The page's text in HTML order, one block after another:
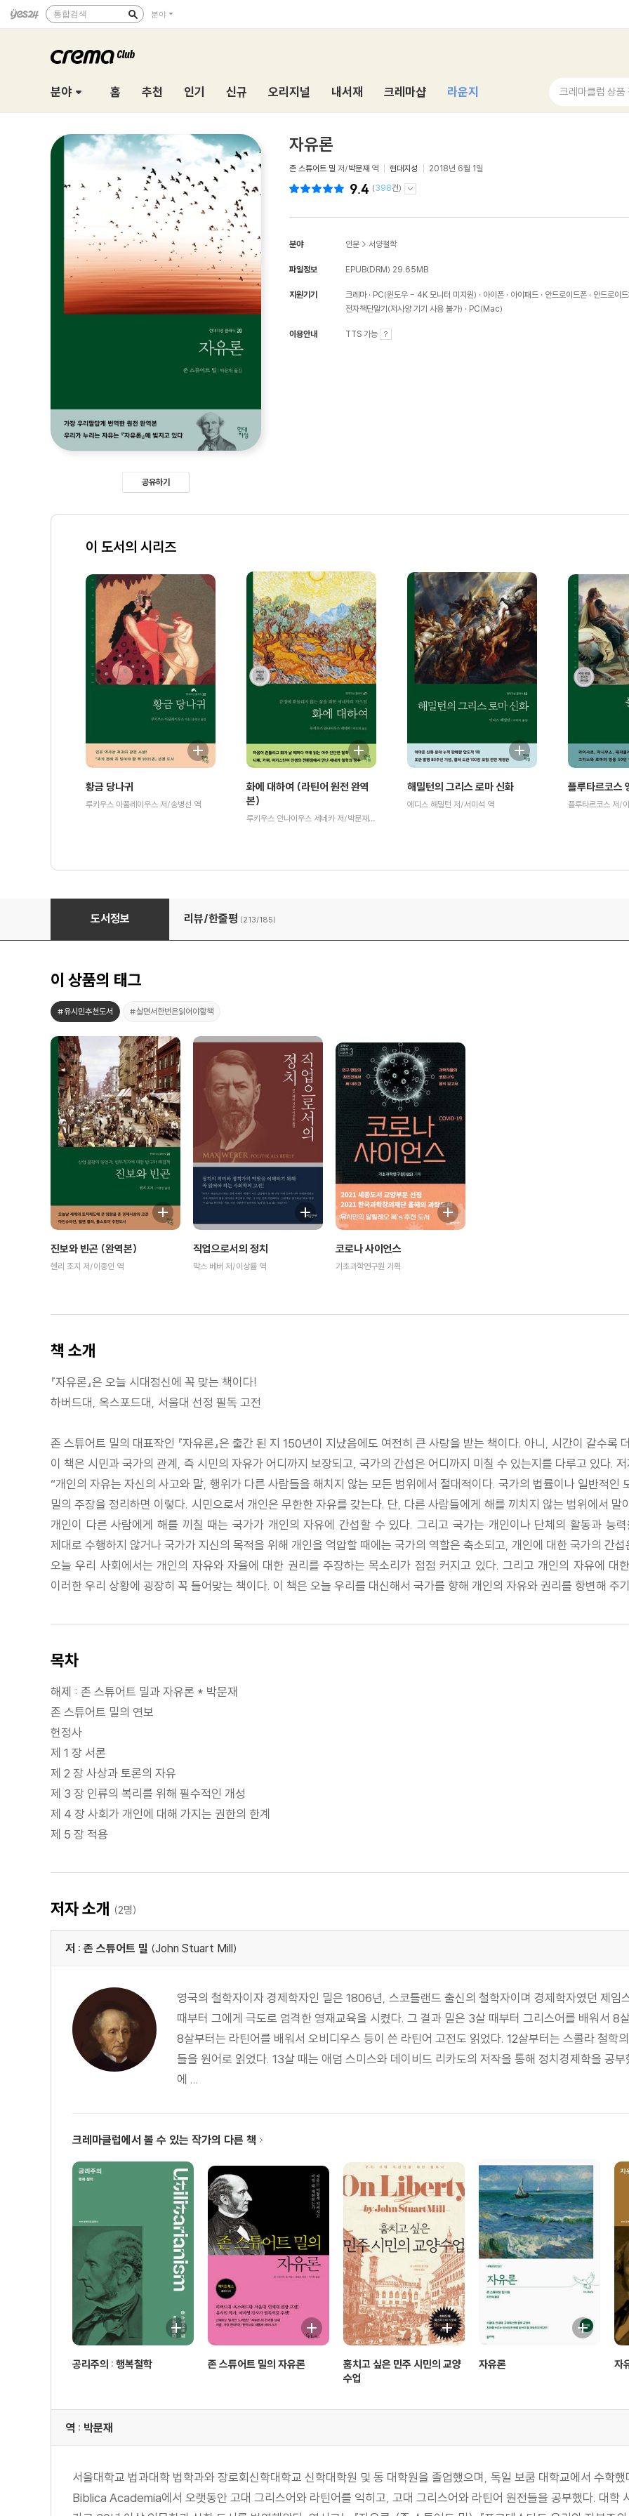
통합검색 분야
분야 홈 추천 인기 신규 오리지널 내서재 크레마샵 라운지 크레마클럽 상품
공유하기
자유론
존 스튜어트 밀 저/박문재 역 현대지성 2018년 6월 1일
9.4 (398건)
분야 인문 > 서양철학
파일정보 EPUB(DRM) 29.65MB
지원기기 크레마 PC(윈도우 - 4K 모니터 미지원) 아이폰 아이패드 안드로이드폰
안드로이
전자책단말기(저사양 기기 사용 불가)
PC(Mac)
이용안내 TTS 가능
이 도서의 시리즈
황금 당나귀
루키우스 아풀레이우스 저/송병선 역
화에 대하여 (라틴어 원전 완역
본)
루키우스 안나이우스 세네카 저/박문재 역
해밀턴의 그리스 로마 신화
에디스 해밀턴 저/서미석 역
플루타르코스
플루타르코스 저/
도서정보 리뷰/한줄평 (213/185)
이 상품의 태그
#유시민추천도서 #살면서한번은읽어야할책
진보와 빈곤 (완역본)
헨리 조지 저/이종인 역
직업으로서의 정치
막스 베버 저/이상률 역
코로나 사이언스
기초과학연구원 기획
책 소개
『자유론』은 오늘 시대정신에 꼭 맞는 책이다!
하버드대, 옥스포드대, 서울대 선정 필독 고전
존 스튜어트 밀의 대표작인 『자유론』은 출간 된 지 150년이 지났음에도 여전히 큰 사랑을 받는 책이다. 아니, 시간이 갈수록
이 책은 시민과 국가의 관계, 즉 시민의 자유가 어디까지 보장되고, 국가의 간섭은 어디까지 미칠 수 있는지를 다루고 있다.
“개인의 자유는 자신의 사고와 말, 행위가 다른 사람들을 해치지 않는 모든 범위에서 절대적이다. 국가의 법률이나 일반적인
밀의 주장을 정리하면 이렇다. 시민으로서 개인은 무한한 자유를 갖는다. 단, 다른 사람들에게 해를 끼치지 않는 범위에서
개인이 다른 사람에게 해를 끼칠 때는 국가가 개인의 자유에 간섭할 수 있다. 그리고 국가는 개인이나 단체의 활동과 능
제대로 수행하지 않거나 국가가 지신의 목적을 위해 개인을 억압할 때에는 국가의 역할은 축소되고, 개인에 대한 국가의 간섭
오늘 우리 사회에서는 개인의 자유와 자율에 대한 권리를 주장하는 목소리가 점점 커지고 있다. 그리고 개인의 자유에 대
이러한 우리 상황에 굉장히 꼭 들어맞는 책이다. 이 책은 오늘 우리를 대신해서 국가를 향해 개인의 자유와 권리를 항변해 주
목차
해제 : 존 스튜어트 밀과 자유론 * 박문재
존 스튜어트 밀의 연보
헌정사
제 1 장 서론
제 2 장 사상과 토론의 자유
제 3 장 인류의 복리를 위해 필수적인 개성
제 4 장 사회가 개인에 대해 가지는 권한의 한계
제 5 장 적용
저자 소개 (2명)
저 : 존 스튜어트 밀 (John Stuart Mill)
영국의 철학자이자 경제학자인 밀은 1806년, 스코틀랜드 출신의 철학자이며 경제학자였던 제임
때부터 그에게 극도로 엄격한 영재교육을 시켰다. 그 결과 밀은 3살 때부터 그리스어를 배워서 8
8살부터는 라틴어를 배워서 오비디우스 등이 쓴 라틴어 고전도 읽었다. 12살부터는 스콜라 철학
들을 원어로 읽었다. 13살 때는 애덤 스미스와 데이비드 리카도의 저작을 통해 정치경제학을 공
에 ...
크레마클럽에서 볼 수 있는 작가의 다른 책
공리주의 : 행복철학 존 스튜어트 밀의 자유론
훔치고 싶은 민주 시민의 교양
수업
자유론 자
역 : 박문재
서울대학교 법과대학 법학과와 장로회신학대학교 신학대학원 및 동 대학원을 졸업했으며, 독일 보쿰 대학교에서 수학
Biblica Academia에서 오랫동안 고대 그리스어와 라틴어를 익히고, 고대 그리스어와 라틴어 원전들을 공부했다. 대학